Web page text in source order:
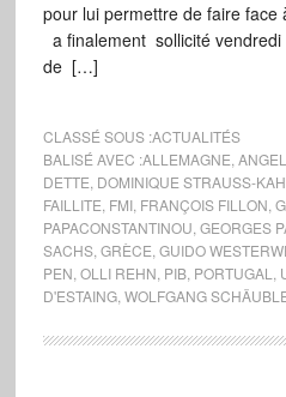
pour lui permettre de faire
a finalement sollicité vendredi
de […]
CLASSÉ SOUS :ACTUALITÉS
BALISÉ AVEC :ALLEMAGNE
DETTE DOMINIQUE STRAUSS-
FAILLITE FMI, FRANÇOIS FILLON
PAPACONSTANTINOU GEORGES
SACHS, GRÈCE GUIDO
PEN OLLI REHN PIB, PORTUGAL
D'ESTAING, WOLFGANG